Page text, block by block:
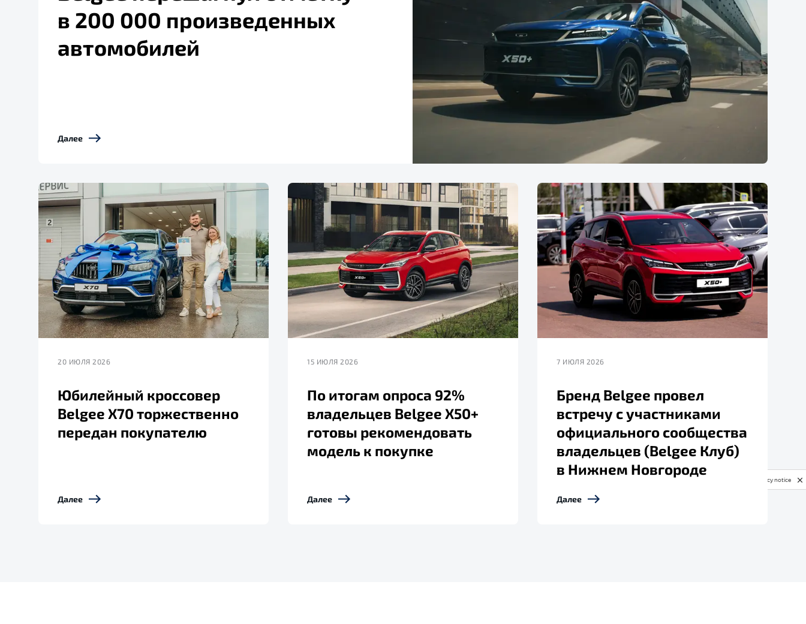
в 200 000 произведенных
автомобилей
Далее
20 ИЮЛЯ 2026
Юбилейный кроссовер
Belgee X70 торжественно
передан покупателю
Далее
15 ИЮЛЯ 2026
По итогам опроса 92%
владельцев Belgee X50+
готовы рекомендовать
модель к покупке
Далее
7 ИЮЛЯ 2026
Бренд Belgee провел
встречу с участниками
официального сообщества
владельцев (Belgee Клуб)
в Нижнем Новгороде
Далее
Privacy notice